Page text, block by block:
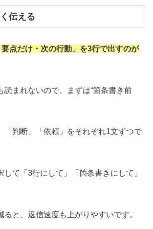
伝える
点だけ・次の行動」を3行で出すのが
読まれないので、まずは“箇条書き前
「判断」「依頼」をそれぞれ1文ずつで
して「3行にして」「箇条書きにして」
ると、返信速度も上がりやすいです。